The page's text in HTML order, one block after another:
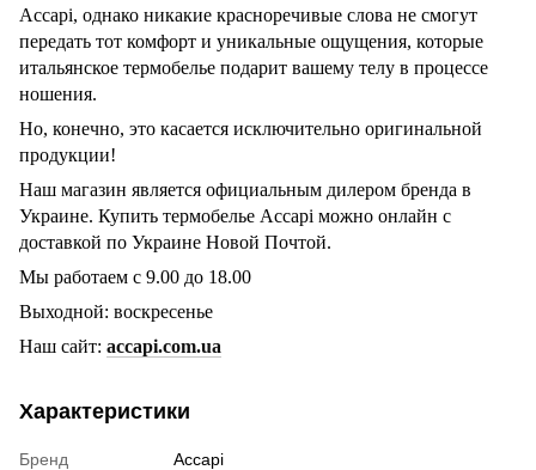
Accapi, однако никакие красноречивые слова не смогут
передать тот комфорт и уникальные ощущения, которые
итальянское термобелье подарит вашему телу в процессе
ношения.
Но, конечно, это касается исключительно оригинальной
продукции!
Наш магазин является официальным дилером бренда в
Украине. Купить термобелье Accapi можно онлайн с
доставкой по Украине Новой Почтой.
Мы работаем с 9.00 до 18.00
Выходной: воскресенье
Наш сайт: accapi.com.ua
Характеристики
Бренд
Accapi